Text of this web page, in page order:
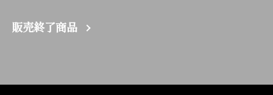
販売終了商品